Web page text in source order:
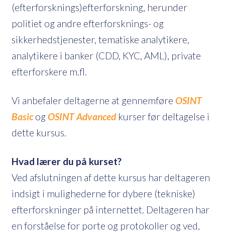
(efterforsknings)efterforskning, herunder
politiet og andre efterforsknings- og
sikkerhedstjenester, tematiske analytikere,
analytikere i banker (CDD, KYC, AML), private
efterforskere m.fl.
Vi anbefaler deltagerne at gennemføre OSINT
BasicogOSINT Advancedkurser før deltagelse i
dette kursus.
Hvad lærer du på kurset?
Ved afslutningen af dette kursus har deltageren
indsigt i mulighederne for dybere (tekniske)
efterforskninger på internettet. Deltageren har
en forståelse for porte og protokoller og ved,